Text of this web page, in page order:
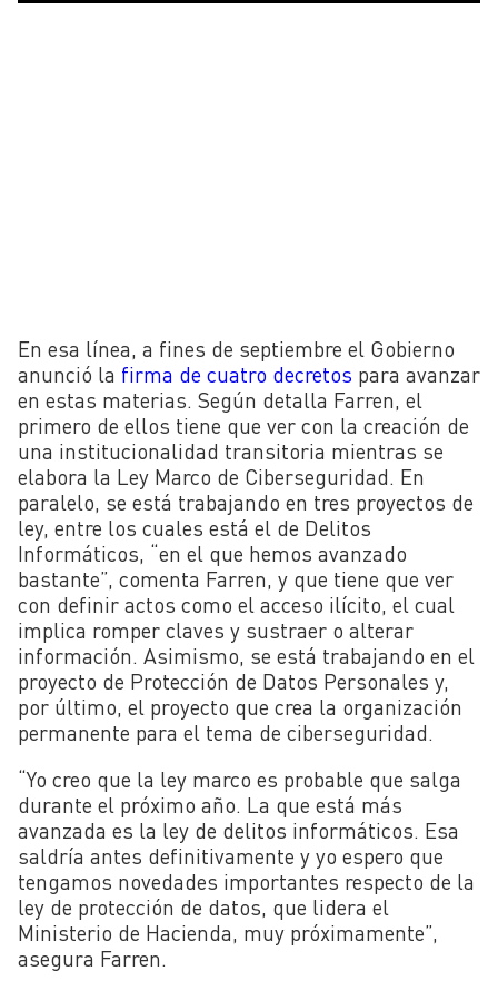
En esa línea, a fines de septiembre el Gobierno
anunció la firma de cuatro decretos para avanzar
en estas materias. Según detalla Farren, el
primero de ellos tiene que ver con la creación de
una institucionalidad transitoria mientras se
elabora la Ley Marco de Ciberseguridad. En
paralelo, se está trabajando en tres proyectos de
ley, entre los cuales está el de Delitos
Informáticos, “en el que hemos avanzado
bastante”, comenta Farren, y que tiene que ver
con definir actos como el acceso ilícito, el cual
implica romper claves y sustraer o alterar
información. Asimismo, se está trabajando en el
proyecto de Protección de Datos Personales y,
por último, el proyecto que crea la organización
permanente para el tema de ciberseguridad.
“Yo creo que la ley marco es probable que salga
durante el próximo año. La que está más
avanzada es la ley de delitos informáticos. Esa
saldría antes definitivamente y yo espero que
tengamos novedades importantes respecto de la
ley de protección de datos, que lidera el
Ministerio de Hacienda, muy próximamente”,
asegura Farren.